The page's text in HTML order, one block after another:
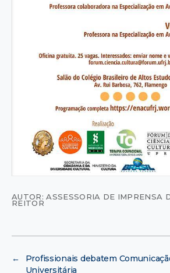
AUTOR: ASSESSORIA DE IMPRENSA
REITOR
←
Profissionais debatem
Universitária